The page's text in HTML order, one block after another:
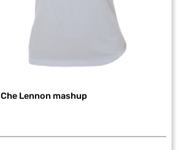
Che Lennon mashup